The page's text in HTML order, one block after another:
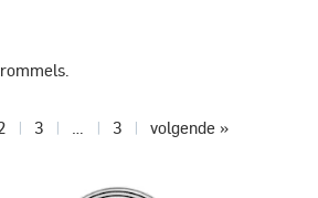
3 … 3 volgende »